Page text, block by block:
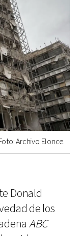
Archivo Elonce.
Donald
de los
ABC